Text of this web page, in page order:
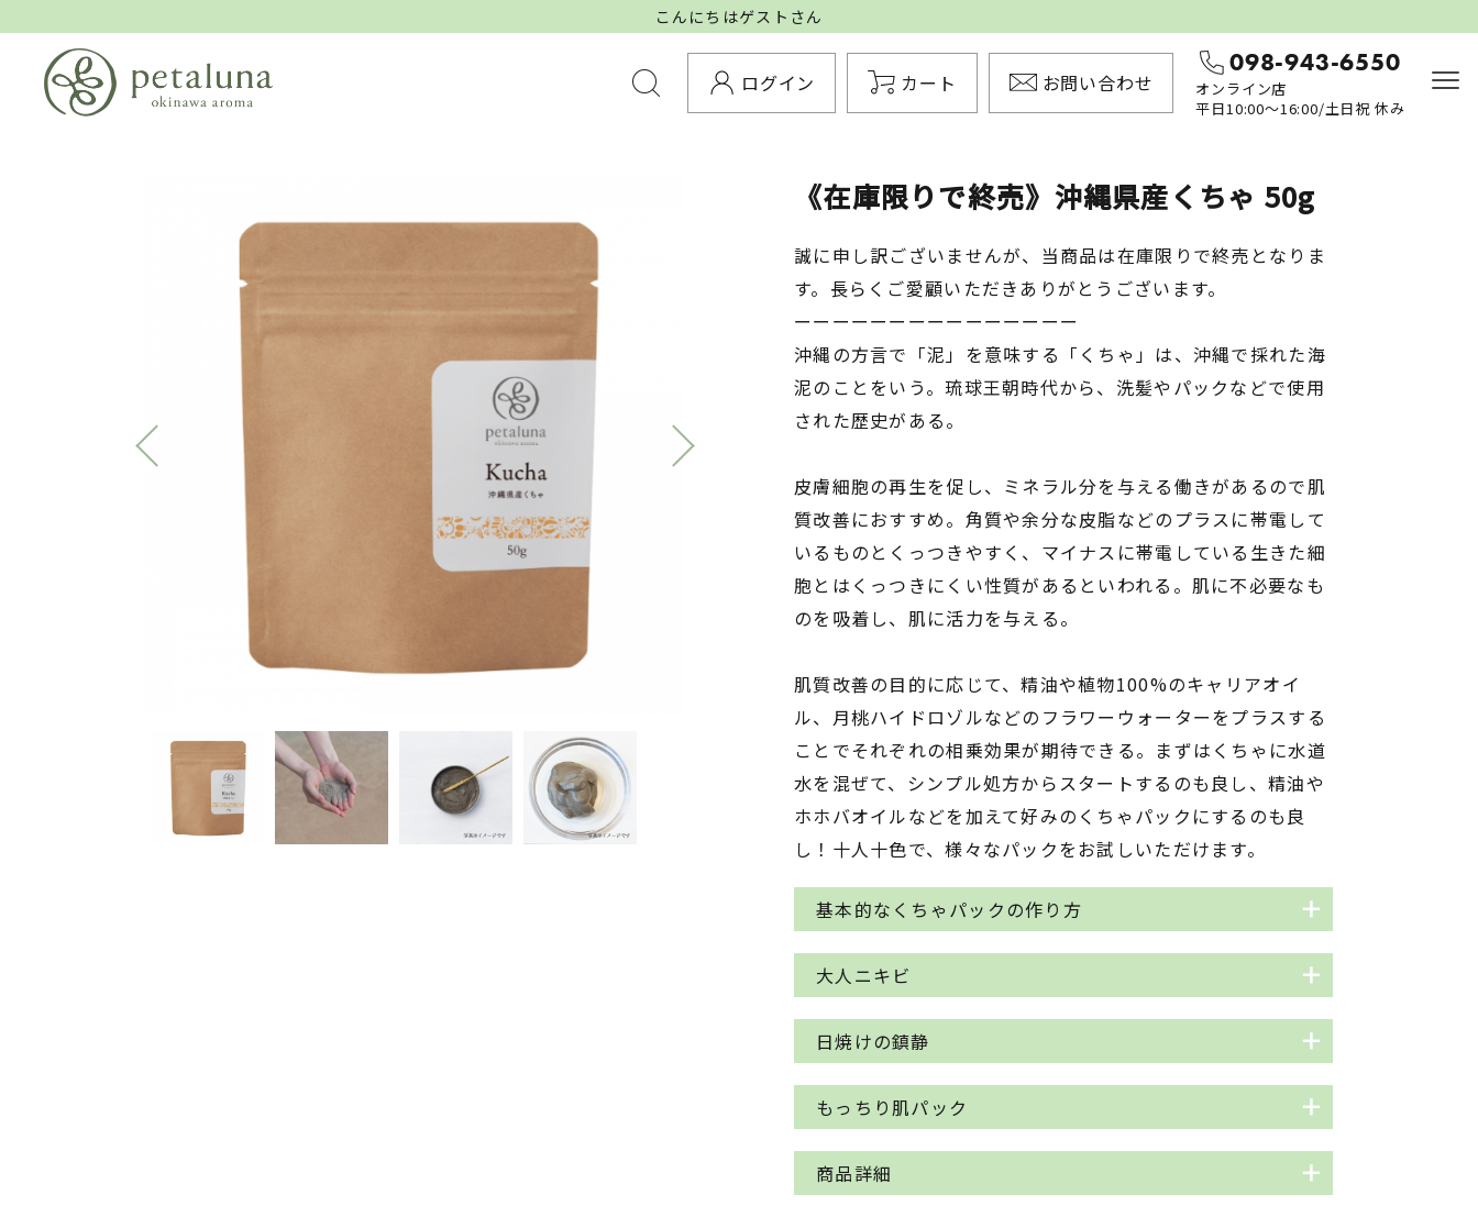
こんにちはゲストさん
ログイン カート お問い合わせ
098-943-6550
オンライン店
平日10:00〜16:00/土日祝 休み
《在庫限りで終売》沖縄県産くちゃ 50g
誠に申し訳ございませんが、当商品は在庫限りで終売となりま
す。長らくご愛顧いただきありがとうございます。
ーーーーーーーーーーーーーーー
沖縄の方言で「泥」を意味する「くちゃ」は、沖縄で採れた海
泥のことをいう。琉球王朝時代から、洗髪やパックなどで使用
された歴史がある。
皮膚細胞の再生を促し、ミネラル分を与える働きがあるので肌
質改善におすすめ。角質や余分な皮脂などのプラスに帯電して
いるものとくっつきやすく、マイナスに帯電している生きた細
胞とはくっつきにくい性質があるといわれる。肌に不必要なも
のを吸着し、肌に活力を与える。
肌質改善の目的に応じて、精油や植物100%のキャリアオイ
ル、月桃ハイドロゾルなどのフラワーウォーターをプラスする
ことでそれぞれの相乗効果が期待できる。まずはくちゃに水道
水を混ぜて、シンプル処方からスタートするのも良し、精油や
ホホバオイルなどを加えて好みのくちゃパックにするのも良
し！十人十色で、様々なパックをお試しいただけます。
基本的なくちゃパックの作り方
〈作り方〉
・くちゃ大さじ2に、マヨネーズくらいの硬さになるまで
月桃ハイドロゾル(水道水も可)を加えてよく混ぜる。
※過去記事ではくちゃ大さじ1とありますが、摩擦を避け
るため大さじ2を推奨します。
〈使い方〉
・目と口は避けて顔に優しくのせ、約5分置く。顔の周り
大人ニキビ
ホルモンバランス調整に優れる、イランイランやクラリセ
ージ精油を1滴くちゃにプラス。ホルモンバランスの乱れ
による吹き出物に効果的のため、フェイスラインニキビに
おすすめ。余分な皮脂分泌を正常化し、肌の引き締めに役
立つ。香りの効果で、イライラや不安も一緒に鎮静！
日焼けの鎮静
ラベンダー精油を1滴くちゃにプラス！炎症の鎮静に役立
つラベンダーは、やけどの治療にも使われるハーブ。
▼ラベンダー 10ml
もっちり肌パック
ゼラニウム精油を1滴、フェイスオイル半プッシュをくち
ゃにプラス！ゼラニウムは、保湿や肌弾力を高めてくれる
商品詳細